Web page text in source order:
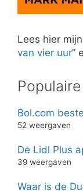
Lees hier
van vier uur”
Bol.com
52 weergaven
De Lidl Plus
39 weergaven
Waar is de